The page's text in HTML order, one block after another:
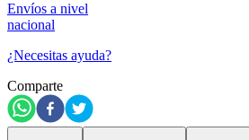
Envíos a nivel
nacional
¿Necesitas ayuda?
Comparte